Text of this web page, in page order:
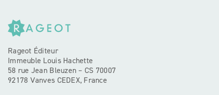
Rageot Éditeur
Immeuble Louis Hachette
58 rue Jean Bleuzen – CS 70007
92178 Vanves CEDEX, France